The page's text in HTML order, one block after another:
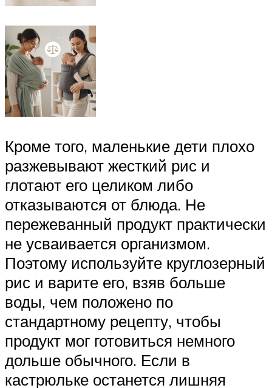
Кроме того, маленькие дети плохо
разжевывают жесткий рис и
глотают его целиком либо
отказываются от блюда. Не
пережеванный продукт практически
не усваивается организмом.
Поэтому используйте круглозерный
рис и варите его, взяв больше
воды, чем положено по
стандартному рецепту, чтобы
продукт мог готовиться немного
дольше обычного. Если в
кастрюльке останется лишняя